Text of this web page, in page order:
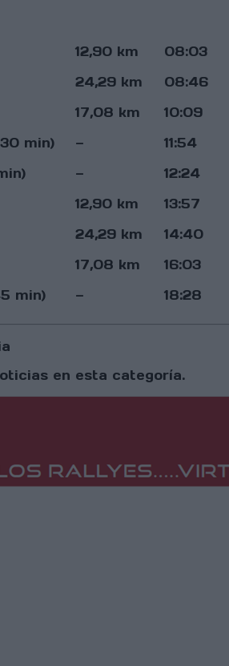
12,90 km 08:03
24,29 km 08:46
17,08 km 10:09
min) — 11:54
— 12:24
12,90 km 13:57
24,29 km 14:40
17,08 km 16:03
min) — 18:28
en esta categoría.